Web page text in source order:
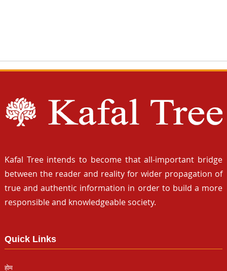
Kafal Tree intends to become that all-important bridge
between the reader and reality for wider propagation of
true and authentic information in order to build a more
responsible and knowledgeable society.
Quick Links
होम